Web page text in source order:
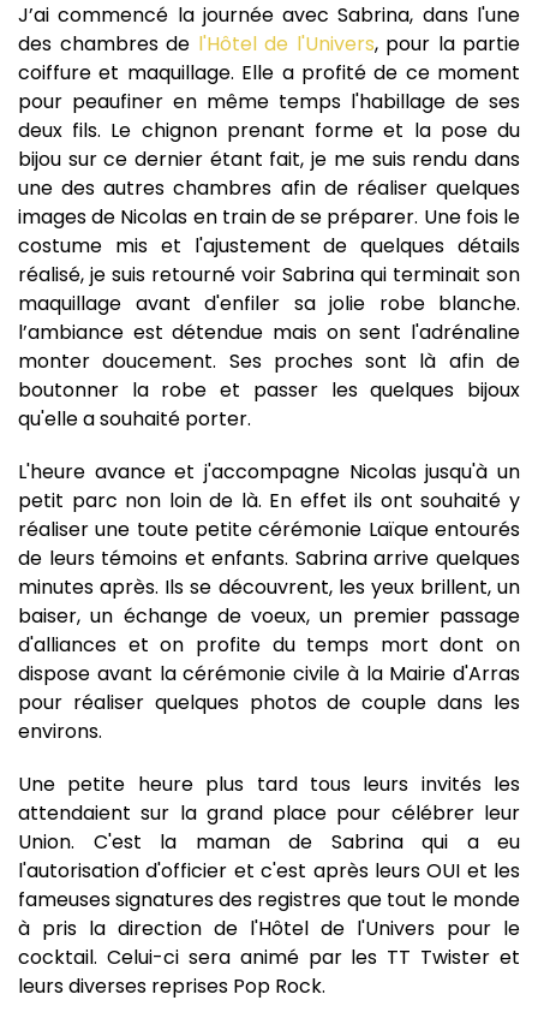
J’ai commencé la journée avec Sabrina, dans l'une
des chambres de l'Hôtel de l'Univers, pour la partie
coiffure et maquillage. Elle a profité de ce moment
pour peaufiner en même temps l'habillage de ses
deux fils. Le chignon prenant forme et la pose du
bijou sur ce dernier étant fait, je me suis rendu dans
une des autres chambres afin de réaliser quelques
images de Nicolas en train de se préparer. Une fois le
costume mis et l'ajustement de quelques détails
réalisé, je suis retourné voir Sabrina qui terminait son
maquillage avant d'enfiler sa jolie robe blanche.
l’ambiance est détendue mais on sent l'adrénaline
monter doucement. Ses proches sont là afin de
boutonner la robe et passer les quelques bijoux
qu'elle a souhaité porter.
L'heure avance et j'accompagne Nicolas jusqu'à un
petit parc non loin de là. En effet ils ont souhaité y
réaliser une toute petite cérémonie Laïque entourés
de leurs témoins et enfants. Sabrina arrive quelques
minutes après. Ils se découvrent, les yeux brillent, un
baiser, un échange de voeux, un premier passage
d'alliances et on profite du temps mort dont on
dispose avant la cérémonie civile à la Mairie d'Arras
pour réaliser quelques photos de couple dans les
environs.
Une petite heure plus tard tous leurs invités les
attendaient sur la grand place pour célébrer leur
Union. C'est la maman de Sabrina qui a eu
l'autorisation d'officier et c'est après leurs OUI et les
fameuses signatures des registres que tout le monde
à pris la direction de l'Hôtel de l'Univers pour le
cocktail. Celui-ci sera animé par les TT Twister et
leurs diverses reprises Pop Rock.